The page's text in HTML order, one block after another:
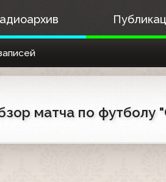
матча по